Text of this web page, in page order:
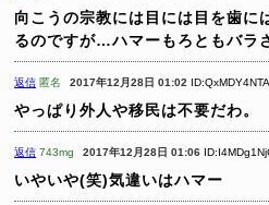
向こうの宗教には目には目を歯に
るのですが…ハマーもろともバ
返信 匿名 2017年12月28日 01:02 ID:QxMDY4NTA
やっぱり外人や移民は不要だわ。
返信 743mg 2017年12月28日 01:06
いやいや(笑)気違いはハマー